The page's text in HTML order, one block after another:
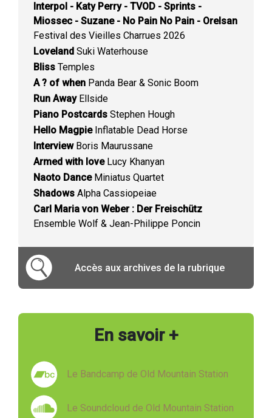
Interpol - Katy Perry - TVOD - Sprints -
Miossec - Suzane - No Pain No Pain - Orelsan
Festival des Vieilles Charrues 2026
Loveland Suki Waterhouse
Bliss Temples
A ? of when Panda Bear & Sonic Boom
Run AwayEllside
Piano Postcards Stephen Hough
Hello MagpieInflatable Dead Horse
InterviewBoris Maurussane
Armed with loveLucy Khanyan
Naoto DanceMiniatus Quartet
Shadows Alpha Cassiopeiae
Carl Maria von Weber : Der Freischütz
Ensemble Wolf & Jean-Philippe Poncin
Accès aux archives de la rubrique
En savoir +
Le Bandcamp de Old Mountain Station
Le Soundcloud de Old Mountain Station